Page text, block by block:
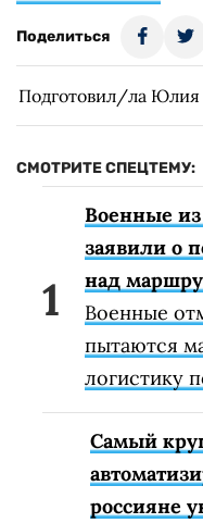
Поделиться
Подготовил/ла
СМОТРИТЕ СПЕЦТЕМУ:
Военные
заявили о
над
Военные
пытаются
логистику
Самый
россияне